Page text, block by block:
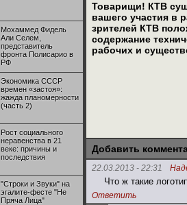
Мохаммед Фидель
Али Селем,
представитель
фронта Полисарио в
РФ
Экономика СССР
времен «застоя»:
жажда планомерности
(часть 2)
Рост социального
неравенства в 21
веке: причины и
последствия
"Строки и Звуки" на
эгалите-фесте "Не
Пряча Лица"
Товарищи! КТВ
вашего участия в
зрителей КТВ
содержание
рабочих и
Добавить
22.03.2013 - 22:31
Что ж такие
Ответить